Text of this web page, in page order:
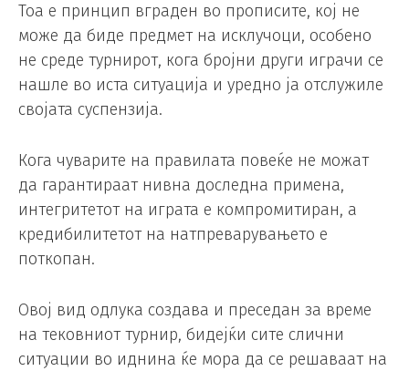
Тоа е принцип вграден во прописите, кој не
може да биде предмет на исклучоци, особено
не среде турнирот, кога бројни други играчи се
нашле во иста ситуација и уредно ја отслужиле
својата суспензија.
Кога чуварите на правилата повеќе не можат
да гарантираат нивна доследна примена,
интегритетот на играта е компромитиран, а
кредибилитетот на натпреварувањето е
поткопан.
Овој вид одлука создава и преседан за време
на тековниот турнир, бидејќи сите слични
ситуации во иднина ќе мора да се решаваат на